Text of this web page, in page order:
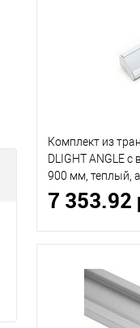
Комплект из
DLIGHT ANGLE
900 мм, теплый,
(ДИЛАЙТ)
7 353.92